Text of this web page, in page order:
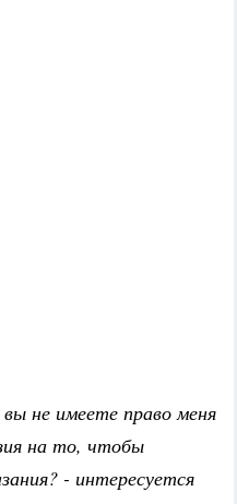
не имеете право меня
на то, чтобы
- интересуется